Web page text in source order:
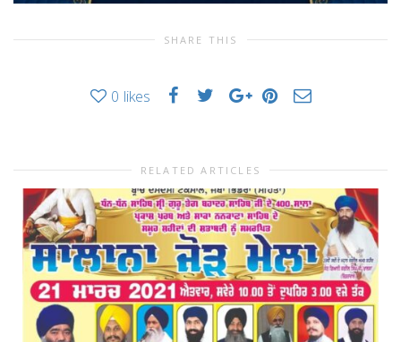
SHARE THIS
0 likes
RELATED ARTICLES